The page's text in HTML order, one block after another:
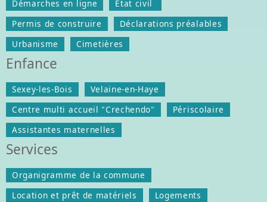
Démarches en ligne
État civil
Permis de construire
Déclarations préalables
Urbanisme
Cimetières
Enfance
Sexey-les-Bois
Velaine-en-Haye
Centre multi accueil "Crechendo"
Périscolaire
Assistantes maternelles
Services
Organigramme de la commune
Location et prêt de matériels
Logements